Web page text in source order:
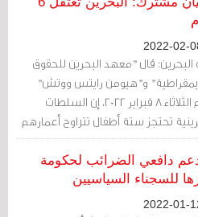
البحرين: قال "معهد البحرين للحقوق
و"هيومن رايتس ووتش"
اليوم الثلاثاء 8 فبراير 2022، إن السلطات
تحتجز ستة أطفال تتراوح أعمارهم
دافعي الضرائب لحكومة
للسجناء السياسيين